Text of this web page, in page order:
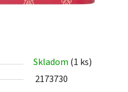
Skladom (1 ks)
2173730